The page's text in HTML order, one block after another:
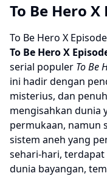
To Be Hero
To Be Hero X
To Be Hero X
serial populer To Be
ini hadir dengan
misterius, dan
mengisahkan dunia
permukaan, namun
sistem aneh yang
sehari-hari,
dunia bayangan,